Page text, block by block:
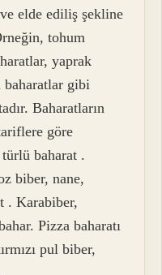
elde ediliş şekline
tohum
yaprak
baharatlar gibi
Baharatların
göre
baharat .
biber, nane,
. Karabiber,
Pizza baharatı
pul biber,